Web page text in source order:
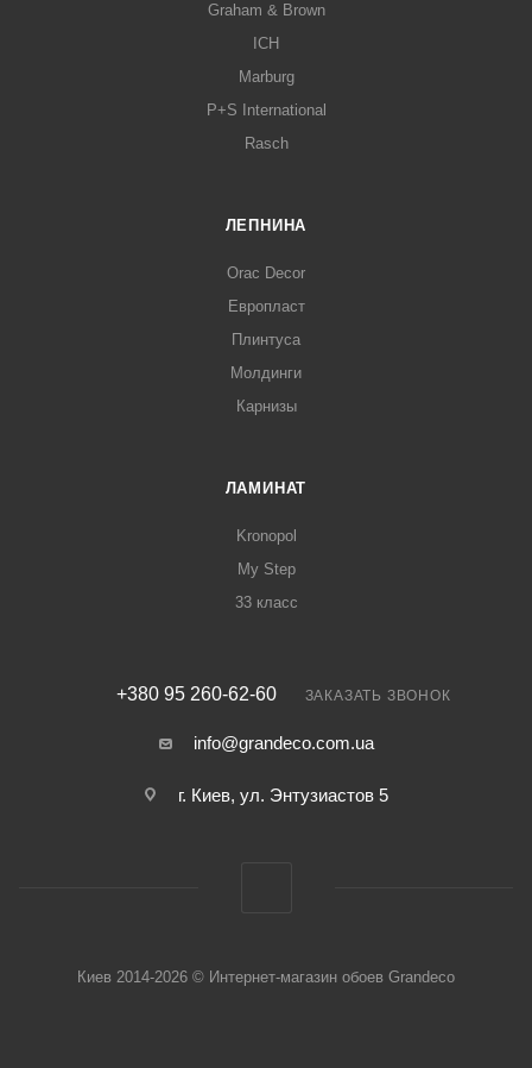
Graham & Brown
ICH
Marburg
P+S International
Rasch
ЛЕПНИНА
Orac Decor
Европласт
Плинтуса
Молдинги
Карнизы
ЛАМИНАТ
Kronopol
My Step
33 класс
+380 95 260-62-60 ЗАКАЗАТЬ ЗВОНОК
info@grandeco.com.ua
г. Киев, ул. Энтузиастов 5
Киев 2014-2026 © Интернет-магазин обоев Grandeco